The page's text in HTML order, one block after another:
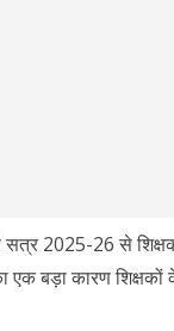
सत्र 2025-26 से
एक बड़ा कारण